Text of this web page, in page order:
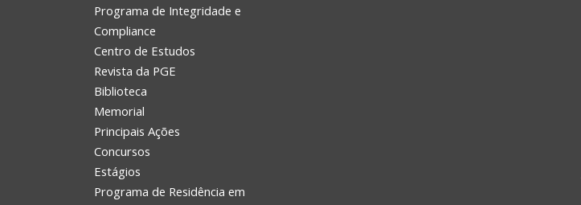
Programa de Integridade e
Compliance
Centro de Estudos
Revista da PGE
Biblioteca
Memorial
Principais Ações
Concursos
Estágios
Programa de Residência em